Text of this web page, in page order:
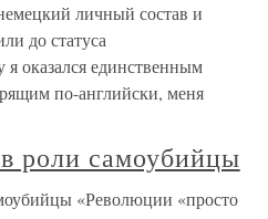
личный состав и
до статуса
оказался единственным
по-английски, меня
роли самоубийцы
«Революции «просто